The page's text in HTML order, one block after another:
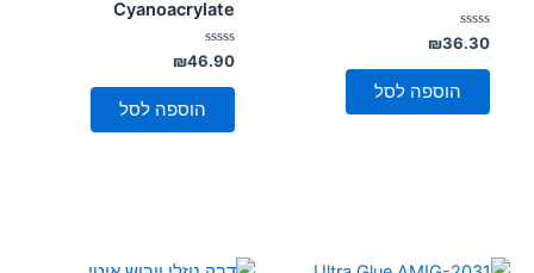
font_download
לאפס
דורג
0
מתוך
₪36.30
הוספה לסל
Cyanoacrylate
דורג
0
מתוך
₪46.90
הוספה לסל